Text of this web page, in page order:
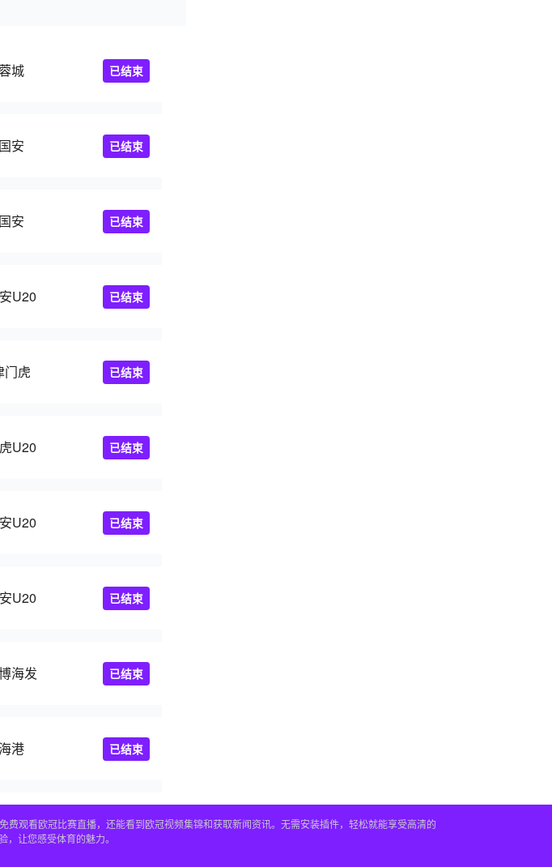
城 已结束
安 已结束
安 已结束
U20 已结束
门虎 已结束
U20 已结束
U20 已结束
U20 已结束
海发 已结束
港 已结束
观看欧冠比赛直播，还能看到欧冠视频集锦和获取新闻资讯。无需安装插件，轻松就能享受高清的
让您感受体育的魅力。